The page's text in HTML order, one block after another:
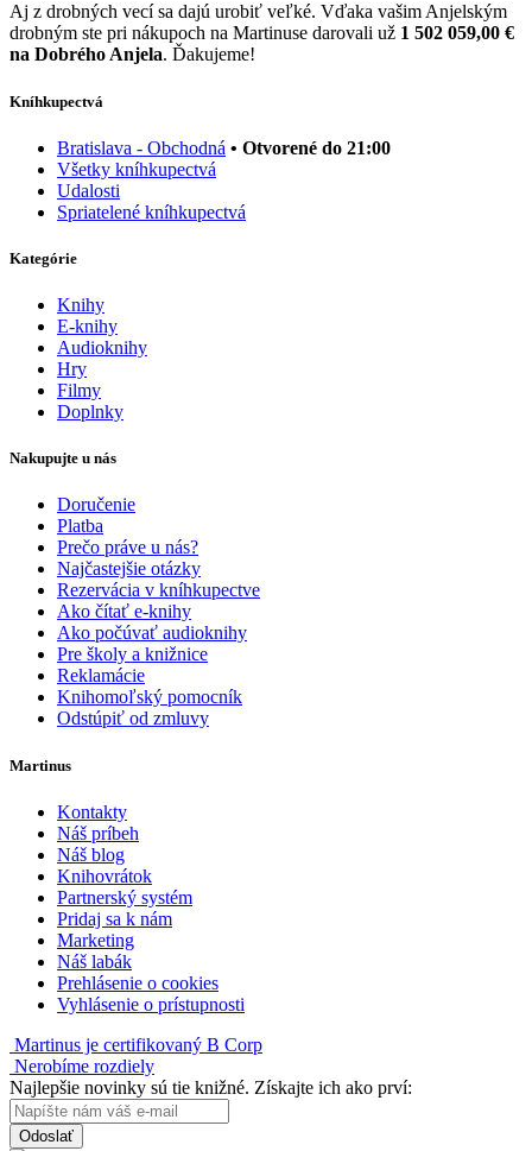
Aj z drobných vecí sa dajú urobiť veľké. Vďaka vašim Anjelským
drobným ste pri nákupoch na Martinuse darovali už 1 502 059,00 €
na Dobrého Anjela. Ďakujeme!
Kníhkupectvá
Bratislava - Obchodná • Otvorené do 21:00
Všetky kníhkupectvá
Udalosti
Spriatelené kníhkupectvá
Kategórie
Knihy
E-knihy
Audioknihy
Hry
Filmy
Doplnky
Nakupujte u nás
Doručenie
Platba
Prečo práve u nás?
Najčastejšie otázky
Rezervácia v kníhkupectve
Ako čítať e-knihy
Ako počúvať audioknihy
Pre školy a knižnice
Reklamácie
Knihomoľský pomocník
Odstúpiť od zmluvy
Martinus
Kontakty
Náš príbeh
Náš blog
Knihovrátok
Partnerský systém
Pridaj sa k nám
Marketing
Náš labák
Prehlásenie o cookies
Vyhlásenie o prístupnosti
Martinus je certifikovaný B Corp
Nerobíme rozdiely
Najlepšie novinky sú tie knižné. Získajte ich ako prví:
Odoslať